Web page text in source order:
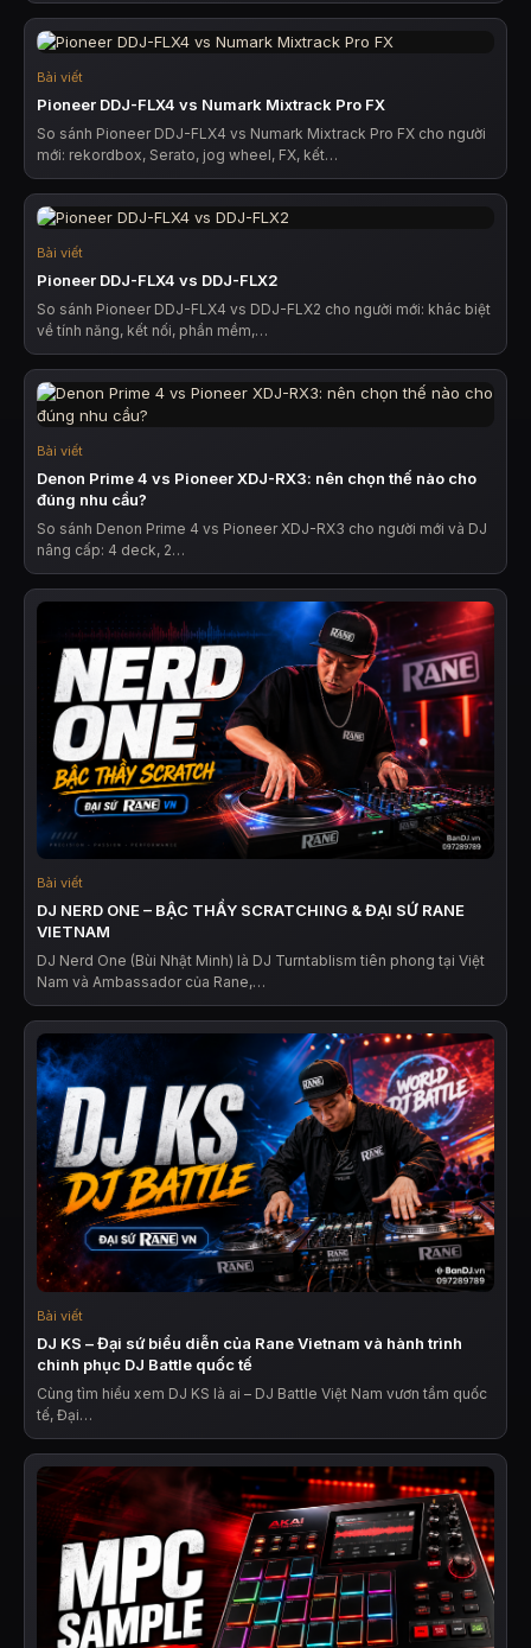
Bài viết
Pioneer DDJ-FLX4 vs Numark Mixtrack Pro FX
So sánh Pioneer DDJ-FLX4 vs Numark Mixtrack Pro FX cho người
mới: rekordbox, Serato, jog wheel, FX, kết…
Bài viết
Pioneer DDJ-FLX4 vs DDJ-FLX2
So sánh Pioneer DDJ-FLX4 vs DDJ-FLX2 cho người mới: khác biệt
về tính năng, kết nối, phần mềm,…
Bài viết
Denon Prime 4 vs Pioneer XDJ-RX3: nên chọn thế nào cho
đúng nhu cầu?
So sánh Denon Prime 4 vs Pioneer XDJ-RX3 cho người mới và DJ
nâng cấp: 4 deck, 2…
Bài viết
DJ NERD ONE – BẬC THẦY SCRATCHING & ĐẠI SỨ RANE
VIETNAM
DJ Nerd One (Bùi Nhật Minh) là DJ Turntablism tiên phong tại Việt
Nam và Ambassador của Rane,…
Bài viết
DJ KS – Đại sứ biểu diễn của Rane Vietnam và hành trình
chinh phục DJ Battle quốc tế
Cùng tìm hiểu xem DJ KS là ai – DJ Battle Việt Nam vươn tầm quốc
tế, Đại…